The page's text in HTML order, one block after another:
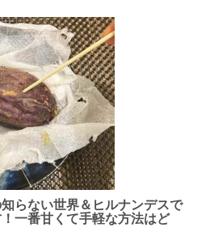
知らない世界＆ヒルナンデスで
一番甘くて手軽な方法はど